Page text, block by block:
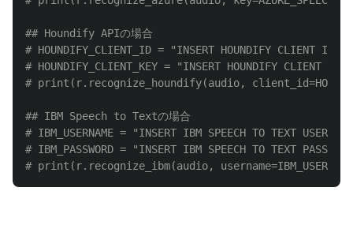
## Houndify APIの場合
# HOUNDIFY_CLIENT_ID = "INSERT HOUNDIFY CLIENT ID
# HOUNDIFY_CLIENT_KEY = "INSERT HOUNDIFY CLIENT
## IBM Speech to Textの場合
# IBM_USERNAME = "INSERT IBM SPEECH TO TEXT
# IBM_PASSWORD = "INSERT IBM SPEECH TO TEXT